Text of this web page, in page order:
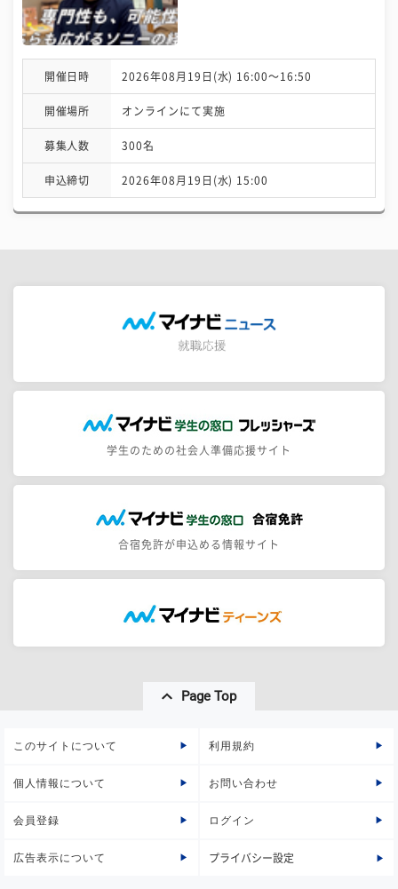
開催日時 2026年08月19日(水) 16:00〜16:50
開催場所 オンラインにて実施
募集人数 300名
申込締切 2026年08月19日(水) 15:00
学生のための社会人準備応援サイト
合宿免許が申込める情報サイト
Page Top
このサイトについて 利用規約
個人情報について お問い合わせ
会員登録 ログイン
広告表示について プライバシー設定